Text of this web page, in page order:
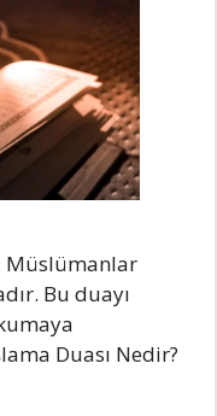
Müslümanlar
Bu duayı
Duası Nedir?